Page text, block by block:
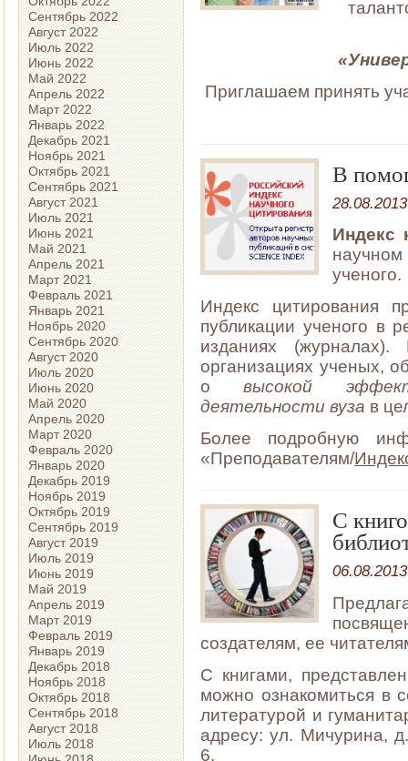
Сентябрь 2022
Август 2022
Июль 2022
Июнь 2022
Май 2022
Апрель 2022
Март 2022
Январь 2022
Декабрь 2021
Ноябрь 2021
Октябрь 2021
Сентябрь 2021
Август 2021
Июль 2021
Июнь 2021
Май 2021
Апрель 2021
Март 2021
Февраль 2021
Январь 2021
Ноябрь 2020
Сентябрь 2020
Август 2020
Июль 2020
Июнь 2020
Май 2020
Апрель 2020
Март 2020
Февраль 2020
Январь 2020
Декабрь 2019
Ноябрь 2019
Октябрь 2019
Сентябрь 2019
Август 2019
Июль 2019
Июнь 2019
Май 2019
Апрель 2019
Март 2019
Февраль 2019
Январь 2019
Декабрь 2018
Ноябрь 2018
Октябрь 2018
Сентябрь 2018
Август 2018
Июль 2018
Приглашаем принять
В
28.08.2013
Индекс
научном
ученого.
Индекс цитирования
публикации ученого в
изданиях (журналах).
организациях ученых,
овысокой
деятельности вуза в
Более подробную
«Преподавателям/
С
06.08.2013
создателям, ее
С книгами,
можно ознакомиться в
литературой и
адресу: ул. Мичурина,
6.